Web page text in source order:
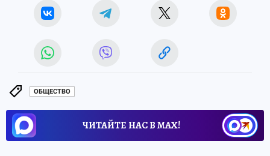
ОБЩЕСТВО
ЧИТАЙТЕ НАС В МАХ!